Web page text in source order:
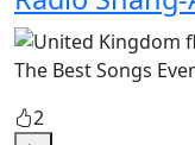
The Best Songs
2